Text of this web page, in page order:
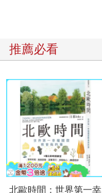
推薦必看
北歐時間：世界第一幸